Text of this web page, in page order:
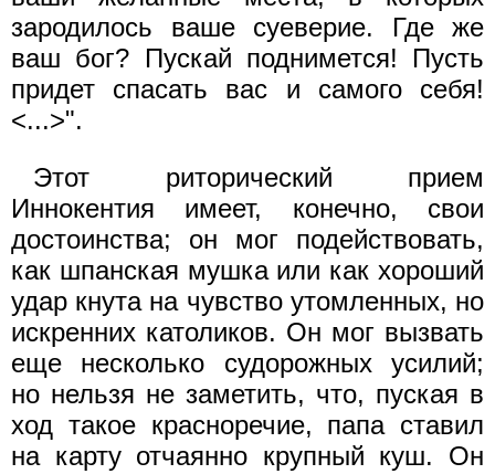
зародилось ваше суеверие. Где же
ваш бог? Пускай поднимется! Пусть
придет спасать вас и самого себя!
<...>".
Этот риторический прием
Иннокентия имеет, конечно, свои
достоинства; он мог подействовать,
как шпанская мушка или как хороший
удар кнута на чувство утомленных, но
искренних католиков. Он мог вызвать
еще несколько судорожных усилий;
но нельзя не заметить, что, пуская в
ход такое красноречие, папа ставил
на карту отчаянно крупный куш. Он